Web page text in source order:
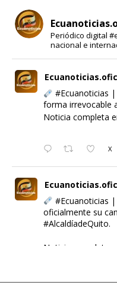
Periódico digital
nacional e
#Ecuanoticias |
forma irrevocable
Noticia completa
X
#Ecuanoticias |
oficialmente su
#AlcaldíadeQuito.
Noticia completa